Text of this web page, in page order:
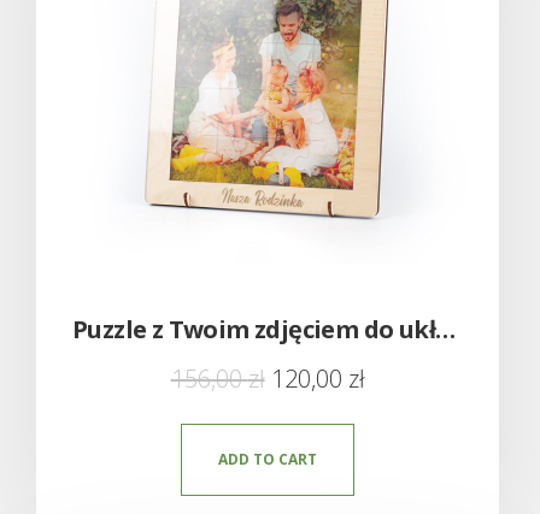
Puzzle z Twoim zdjęciem do układania w ramce – Nowość!
156,00zł 120,00 zł
ADD TO CART